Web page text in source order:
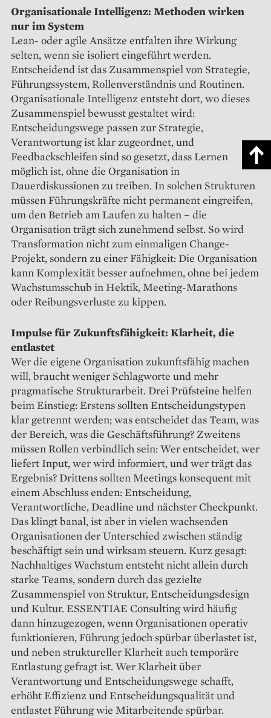
Organisationale Intelligenz: Methoden wirken
nur im System
Lean- oder agile Ansätze entfalten ihre Wirkung
selten, wenn sie isoliert eingeführt werden.
Entscheidend ist das Zusammenspiel von Strategie,
Führungssystem, Rollenverständnis und Routinen.
Organisationale Intelligenz entsteht dort, wo dieses
Zusammenspiel bewusst gestaltet wird:
Entscheidungswege passen zur Strategie,
Verantwortung ist klar zugeordnet, und
Feedbackschleifen sind so gesetzt, dass Lernen
möglich ist, ohne die Organisation in
Dauerdiskussionen zu treiben. In solchen Strukturen
müssen Führungskräfte nicht permanent eingreifen,
um den Betrieb am Laufen zu halten – die
Organisation trägt sich zunehmend selbst. So wird
Transformation nicht zum einmaligen Change-
Projekt, sondern zu einer Fähigkeit: Die Organisation
kann Komplexität besser aufnehmen, ohne bei jedem
Wachstumsschub in Hektik, Meeting-Marathons
oder Reibungsverluste zu kippen.
Impulse für Zukunftsfähigkeit: Klarheit, die
entlastet
Wer die eigene Organisation zukunftsfähig machen
will, braucht weniger Schlagworte und mehr
pragmatische Strukturarbeit. Drei Prüfsteine helfen
beim Einstieg: Erstens sollten Entscheidungstypen
klar getrennt werden; was entscheidet das Team, was
der Bereich, was die Geschäftsführung? Zweitens
müssen Rollen verbindlich sein: Wer entscheidet, wer
liefert Input, wer wird informiert, und wer trägt das
Ergebnis? Drittens sollten Meetings konsequent mit
einem Abschluss enden: Entscheidung,
Verantwortliche, Deadline und nächster Checkpunkt.
Das klingt banal, ist aber in vielen wachsenden
Organisationen der Unterschied zwischen ständig
beschäftigt sein und wirksam steuern. Kurz gesagt:
Nachhaltiges Wachstum entsteht nicht allein durch
starke Teams, sondern durch das gezielte
Zusammenspiel von Struktur, Entscheidungsdesign
und Kultur. ESSENTIAE Consulting wird häufig
dann hinzugezogen, wenn Organisationen operativ
funktionieren, Führung jedoch spürbar überlastet ist,
und neben struktureller Klarheit auch temporäre
Entlastung gefragt ist. Wer Klarheit über
Verantwortung und Entscheidungswege schafft,
erhöht Effizienz und Entscheidungsqualität und
entlastet Führung wie Mitarbeitende spürbar.